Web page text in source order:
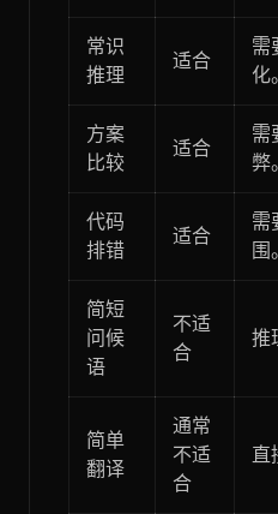
常识
推理
适合
需
化
方案
比较
适合
需
弊
代码
排错
适合
需
围
简短
问候
语
不适
合
推
简单
翻译
通常
不适
合
直